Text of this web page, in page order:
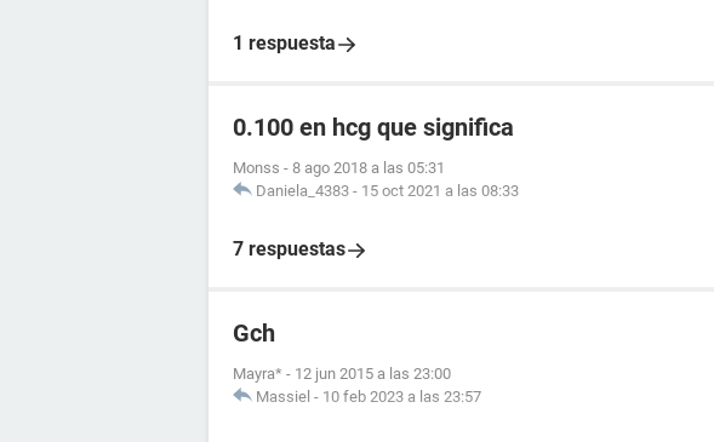
1 respuesta
0.100 en hcg que significa
Monss - 8 ago 2018 a las 05:31
Daniela_4383 - 15 oct 2021 a las 08:33
7 respuestas
Gch
Mayra* - 12 jun 2015 a las 23:00
Massiel - 10 feb 2023 a las 23:57